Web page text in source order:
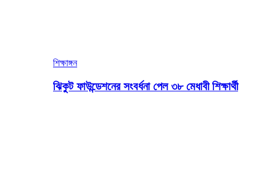
শিক্ষাঙ্গন
ঝিকুট ফাউন্ডেশনের সংবর্ধনা পেল ৩৮ মেধাবী শিক্ষার্থী